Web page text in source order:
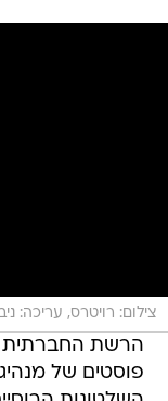
צילום: רויטרס, עריכה:
הרשת החברתית
פוסטים של